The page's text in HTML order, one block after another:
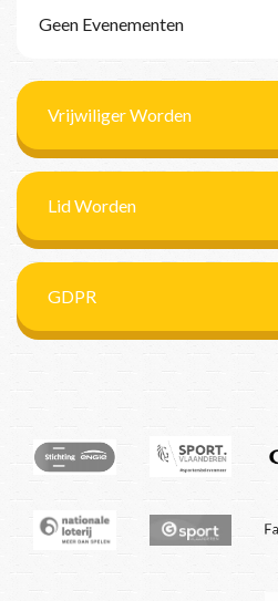
Geen Evenementen
Vrijwiliger Worden
Lid Worden
GDPR